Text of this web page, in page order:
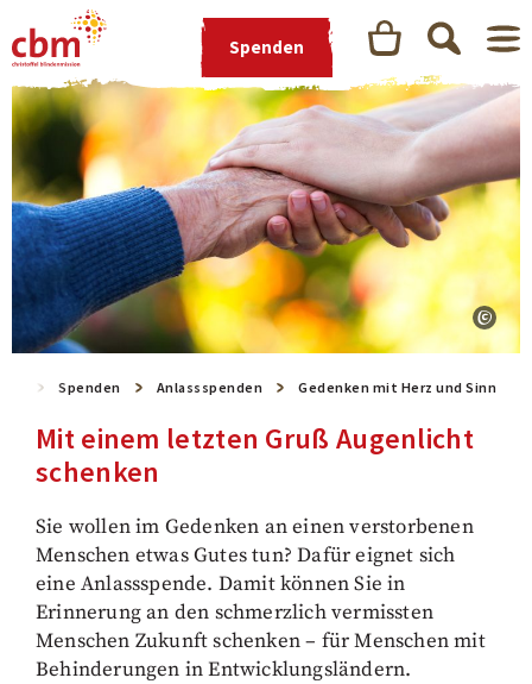
Spenden
Spenden Anlassspenden Gedenken mit Herz und Sinn
Mit einem letzten Gruß Augenlicht
schenken
Sie wollen im Gedenken an einen verstorbenen
Menschen etwas Gutes tun? Dafür eignet sich
eine Anlassspende. Damit können Sie in
Erinnerung an den schmerzlich vermissten
Menschen Zukunft schenken – für Menschen mit
Behinderungen in Entwicklungsländern.